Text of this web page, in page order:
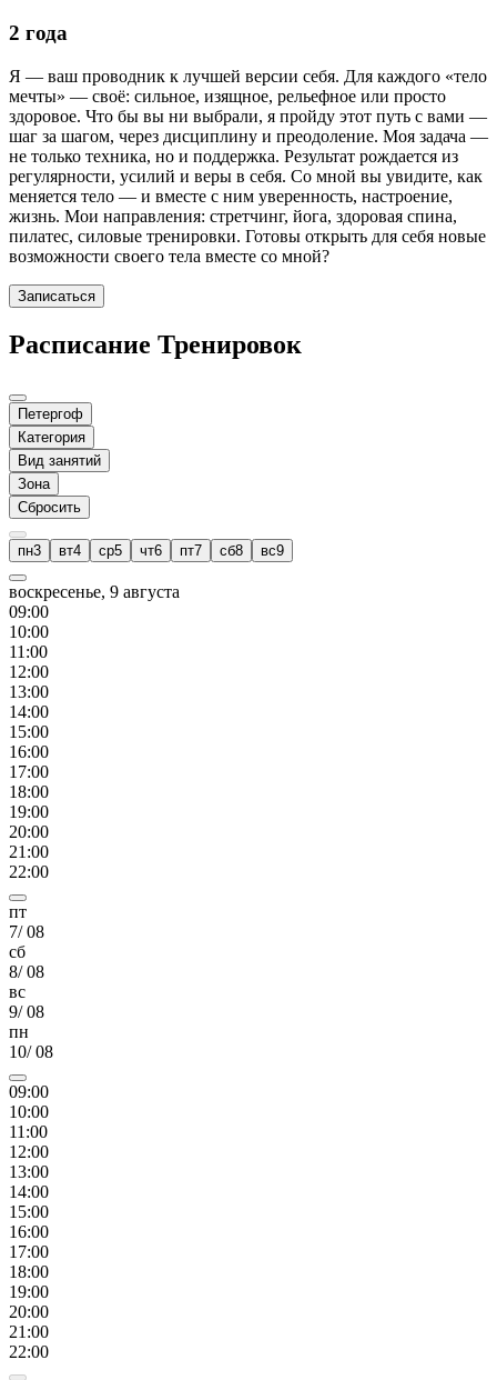
2 года
Я — ваш проводник к лучшей версии себя. Для каждого «тело
мечты» — своё: сильное, изящное, рельефное или просто
здоровое. Что бы вы ни выбрали, я пройду этот путь с вами —
шаг за шагом, через дисциплину и преодоление. Моя задача —
не только техника, но и поддержка. Результат рождается из
регулярности, усилий и веры в себя. Со мной вы увидите, как
меняется тело — и вместе с ним уверенность, настроение,
жизнь. Мои направления: стретчинг, йога, здоровая спина,
пилатес, силовые тренировки. Готовы открыть для себя новые
возможности своего тела вместе со мной?
Записаться
Расписание Тренировок
Петергоф
Категория
Вид занятий
Зона
Сбросить
пн3 вт4 ср5 чт6 пт7 сб8 вс9
воскресенье, 9 августа
09:00
10:00
11 :00
12:00
13:00
14:00
15:00
16:00
17:00
18:00
19:00
20:00
21 :00
22:00
пт
7/08
сб
8/08
вс
9/08
пн
10/08
09:00
10:00
11 :00
12:00
13:00
14:00
15:00
16:00
17:00
18:00
19:00
20:00
21 :00
22:00